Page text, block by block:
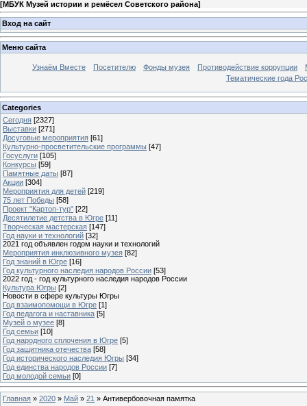
[МБУК Музей истории и ремёсел Советского района]
Вход на сайт
Меню сайта
Узнаём Вместе Посетителю Фонды музея Противодействие коррупции
Тематические года
Categories
Сегодня [2327]
Выставки [271]
Досуговые мероприятия [61]
Культурно-просветительские программы [47]
Госуслуги [105]
Конкурсы [59]
Памятные даты [87]
Акции [304]
Мероприятия для детей [219]
75 лет Победы [58]
Проект "Картоп-тур" [22]
Десятилетие детства в Югре [11]
Творческая мастерская [147]
Год науки и технологий [32]
2021 год объявлен годом науки и технологий
Мероприятия инклюзивного музея [82]
Год знаний в Югре [16]
Год культурного наследия народов России [53]
2022 год - год культурного наследия народов России
Культура Югры [2]
Новости в сфере культуры Югры
Год взаимопомощи в Югре [1]
Год педагога и наставника [5]
Музей о музее [8]
Год семьи [10]
Год народного сплочения в Югре [5]
Год защитника отечества [58]
Год исторического наследия Югры [34]
Год единства народов России [7]
Год молодой семьи [0]
Главная » 2020 » Май » 21 » Антивербовочная памятка